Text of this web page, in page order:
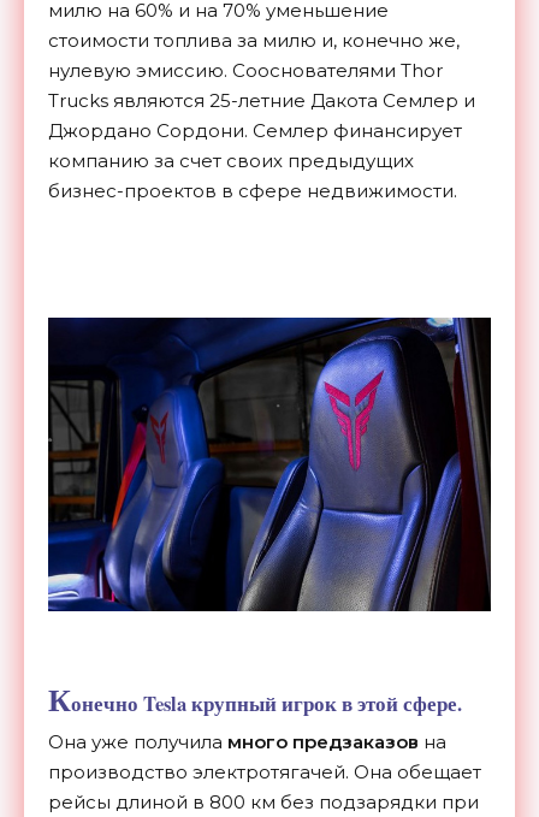
милю на 60% и на 70% уменьшение
стоимости топлива за милю и, конечно же,
нулевую эмиссию. Сооснователями Thor
Trucks являются 25-летние Дакота Семлер и
Джордано Сордони. Семлер финансирует
компанию за счет своих предыдущих
бизнес-проектов в сфере недвижимости.
Конечно Tesla крупный игрок в этой сфере.
Она уже получила много предзаказов на
производство электротягачей. Она обещает
рейсы длиной в 800 км без подзарядки при